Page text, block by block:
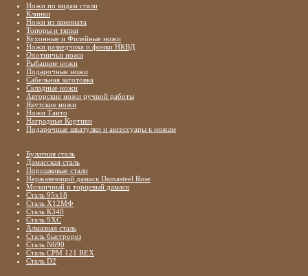
Ножи по видам стали
Клинки
Ножи из ламината
Топоры и тяпки
Кухонные и Филейные ножи
Ножи разведчика и финки НКВД
Охотничьи ножи
Рыбацкие ножи
Подарочные ножи
Сабельная заготовка
Складные ножи
Авторские ножи ручной работы
Якутские ножи
Ножи Танто
Наградные Кортики
Подарочные шкатулки и аксессуары к ножам
Булатная сталь
Дамасская сталь
Порошковые стали
Нержавеющий дамаск Damasteel Rose
Мозаичный и торцевый дамаск
Сталь 95х18
Сталь Х12МФ
Сталь К340
Сталь 9ХС
Алмазная сталь
Сталь быстрорез
Сталь N690
Сталь CPM 121 REX
Сталь D2